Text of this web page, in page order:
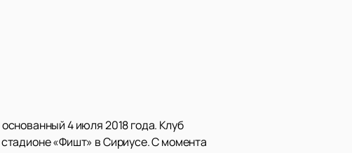
4 июля 2018 года. Клуб
«Фишт» в Сириусе. С момента